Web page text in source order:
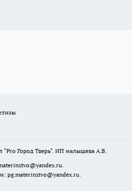
"Pro Город Тверь". ИП малышева А.В.
pg.materinstvo@yandex.ru.